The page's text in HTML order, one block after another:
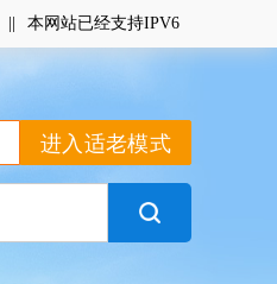
本网站已经支持IPV6
进入适老模式